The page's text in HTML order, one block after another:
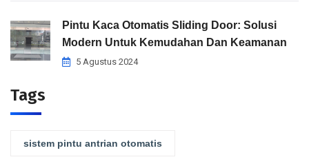
Pintu Kaca Otomatis Sliding Door: Solusi
Modern Untuk Kemudahan Dan Keamanan
5 Agustus 2024
Tags
sistem pintu antrian otomatis